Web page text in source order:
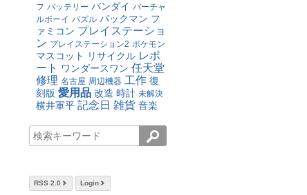
フ バッテリー バンダイ バーチャ
ルボーイ パズル パックマン フ
ァミコン プレイステーショ
ン プレイステーション2 ポケモン
マスコット リサイクル レポ
ート ワンダースワン 任天堂
修理 名古屋 周辺機器 工作 復
刻版 愛用品 改造 時計 未解決
横井軍平 記念日 雑貨 音楽
RSS 2.0 Login